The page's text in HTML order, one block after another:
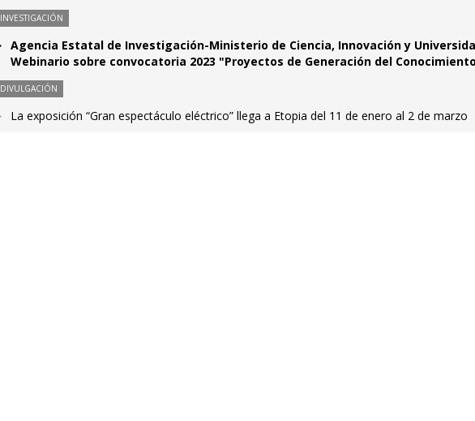
INVESTIGACIÓN
Agencia Estatal de Investigación-Ministerio de Ciencia, Innovación y
Webinario sobre convocatoria 2023 "Proyectos de Generación del
DIVULGACIÓN
La exposición “Gran espectáculo eléctrico” llega a Etopia del 11 de enero al 2 de marzo